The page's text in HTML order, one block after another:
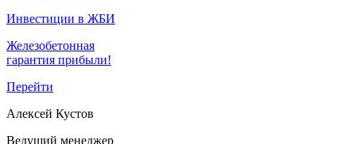
Инвестиции в ЖБИ
Железобетонная
гарантия прибыли!
Перейти
Алексей Кустов
Ведущий менеджер